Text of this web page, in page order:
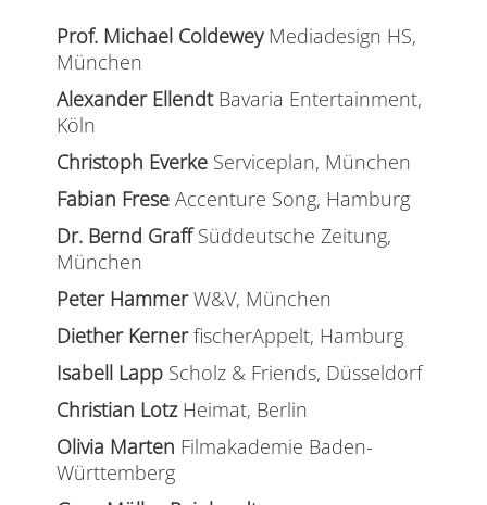
Prof. Michael ColdeweyMediadesign HS,
München
Alexander EllendtBavaria Entertainment,
Köln
Christoph Everke Serviceplan, München
Fabian Frese Accenture Song, Hamburg
Dr. Bernd GraffSüddeutsche Zeitung,
München
Peter HammerW&V, München
Diether KernerfischerAppelt, Hamburg
Isabell Lapp Scholz & Friends, Düsseldorf
Christian LotzHeimat, Berlin
Olivia Marten Filmakademie Baden-
Württemberg